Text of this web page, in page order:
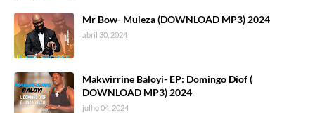
Mr Bow- Muleza (DOWNLOAD MP3) 2024
abril 30, 2024
Makwirrine Baloyi- EP: Domingo Diof (
DOWNLOAD MP3) 2024
julho 04, 2024